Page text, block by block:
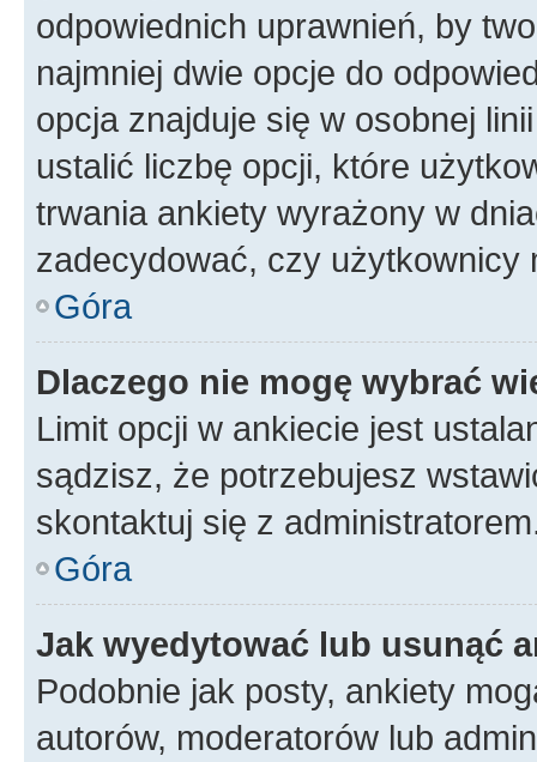
odpowiednich uprawnień, by
najmniej dwie opcje do
opcja znajduje się w osobnej
ustalić liczbę opcji, które
trwania ankiety wyrażony w
zadecydować, czy użytkownicy
Góra
Dlaczego nie mogę wybrać
Limit opcji w ankiecie jest
sądzisz, że potrzebujesz
skontaktuj się z
Góra
Jak wyedytować lub usunąć
Podobnie jak posty, ankiety
autorów, moderatorów lub